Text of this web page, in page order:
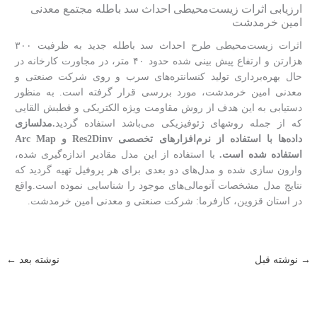
ارزیابی اثرات زیست‌محیطی احداث سد باطله مجتمع معدنی
امین خرمدشت
اثرات زیست‌محیطی طرح احداث سد باطله جدید به ظرفیت ۳۰۰
هزارتن و ارتفاع پیش بینی شده حدود ۴۰ متر، در مجاورت کارخانه در
حال بهره‌برداری تولید کنسانتره‌های سرب و روی شرکت صنعتی و
معدنی امین خرمدشت، مورد بررسی قرار گرفته است. به منظور
دستیابی به این هدف از روش مقاومت ویژه الکتریکی و قطبش القایی
که از جمله روش­های ژئوفیزیکی می­‌باشد استفاده گردید.مدلسازی
داده‌ها با استفاده از نرم‌افزارهای تخصصی Res2Dinv و Arc Map
استفاده شده است.با استفاده از این مدل مقادیر اندازه‌گیری شده‌،
وارون سازی شده و مدل‌های دو بعدی برای هر پروفیل تهیه گردید که
نتایج مدل مشخصات آنومالی‌های موجود را شناسایی نموده است.واقع
در استان قزوین، کارفرما: شرکت صنعتی و معدنی امین خرمدشت.
→ نوشته قبل نوشته بعد ←